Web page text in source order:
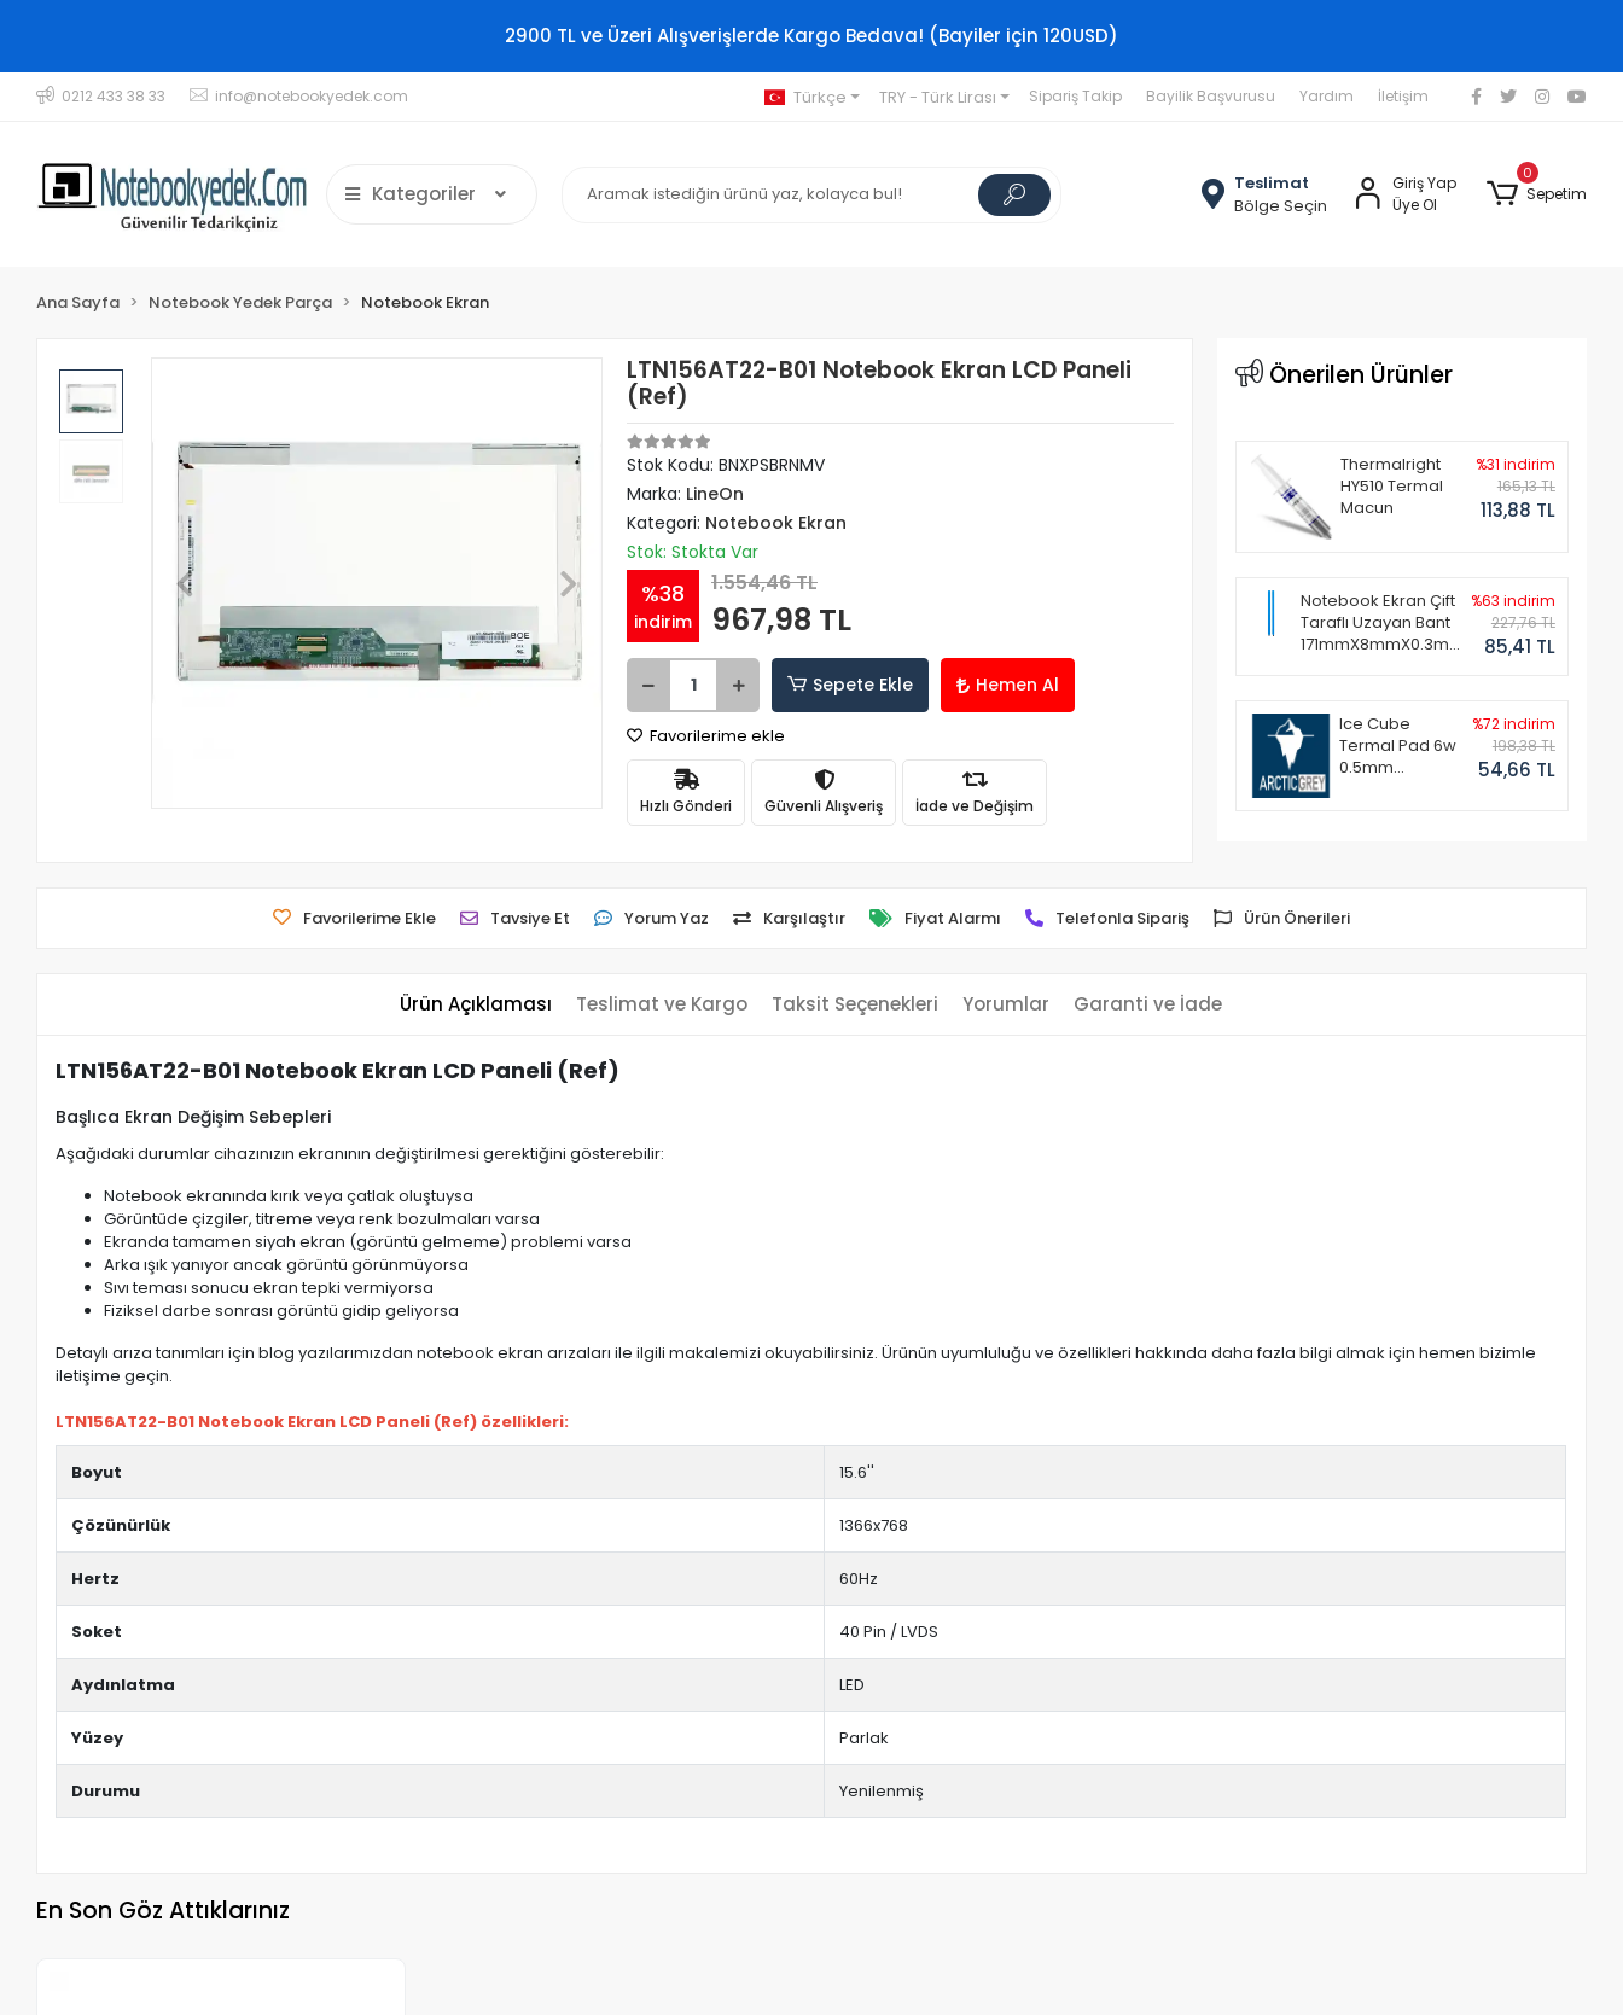
2900 TL ve Üzeri Alışverişlerde Kargo Bedava! (Bayiler için 120USD)
0212 433 38 33 info@notebookyedek.com Türkçe TRY - Türk Lirası Sipariş Takip Bayilik Başvurusu Yardım İletişim
Kategoriler
Teslimat
Bölge Seçin
Giriş Yap
Üye Ol
0
Sepetim
Ana Sayfa Notebook Yedek Parça Notebook Ekran
LTN156AT22-B01 Notebook Ekran LCD Paneli
(Ref)
Stok Kodu: BNXPSBRNMV
Marka: LineOn
Kategori: Notebook Ekran
Stok: Stokta Var
%38
indirim
1.554,46 TL
967,98 TL
Sepete Ekle Hemen Al
Favorilerime ekle
Hızlı Gönderi Güvenli Alışveriş İade ve Değişim
Önerilen Ürünler
Thermalright
HY510 Termal
Macun
%31 indirim
165,13 TL
113,88 TL
Notebook Ekran Çift
Taraflı Uzayan Bant
171mmX8mmX0.3mm
%63 indirim
227,76 TL
85,41 TL
Ice Cube
Termal Pad 6w
0.5mm
%72 indirim
198,38 TL
54,66 TL
Favorilerime Ekle Tavsiye Et Yorum Yaz Karşılaştır Fiyat Alarmı Telefonla Sipariş Ürün Önerileri
Ürün Açıklaması Teslimat ve Kargo Taksit Seçenekleri Yorumlar Garanti ve İade
LTN156AT22-B01 Notebook Ekran LCD Paneli (Ref)
Başlıca Ekran Değişim Sebepleri
Aşağıdaki durumlar cihazınızın ekranının değiştirilmesi gerektiğini gösterebilir:
Notebook ekranında kırık veya çatlak oluştuysa
Görüntüde çizgiler, titreme veya renk bozulmaları varsa
Ekranda tamamen siyah ekran (görüntü gelmeme) problemi varsa
Arka ışık yanıyor ancak görüntü görünmüyorsa
Sıvı teması sonucu ekran tepki vermiyorsa
Fiziksel darbe sonrası görüntü gidip geliyorsa
Detaylı arıza tanımları için blog yazılarımızdan notebook ekran arızaları ile ilgili makalemizi okuyabilirsiniz. Ürünün uyumluluğu ve özellikleri hakkında daha fazla bilgi almak için hemen bizimle
iletişime geçin.
LTN156AT22-B01 Notebook Ekran LCD Paneli (Ref) özellikleri:
Boyut 15.6''
Çözünürlük 1366x768
Hertz 60Hz
Soket 40 Pin / LVDS
Aydınlatma LED
Yüzey Parlak
Durumu Yenilenmiş
En Son Göz Attıklarınız